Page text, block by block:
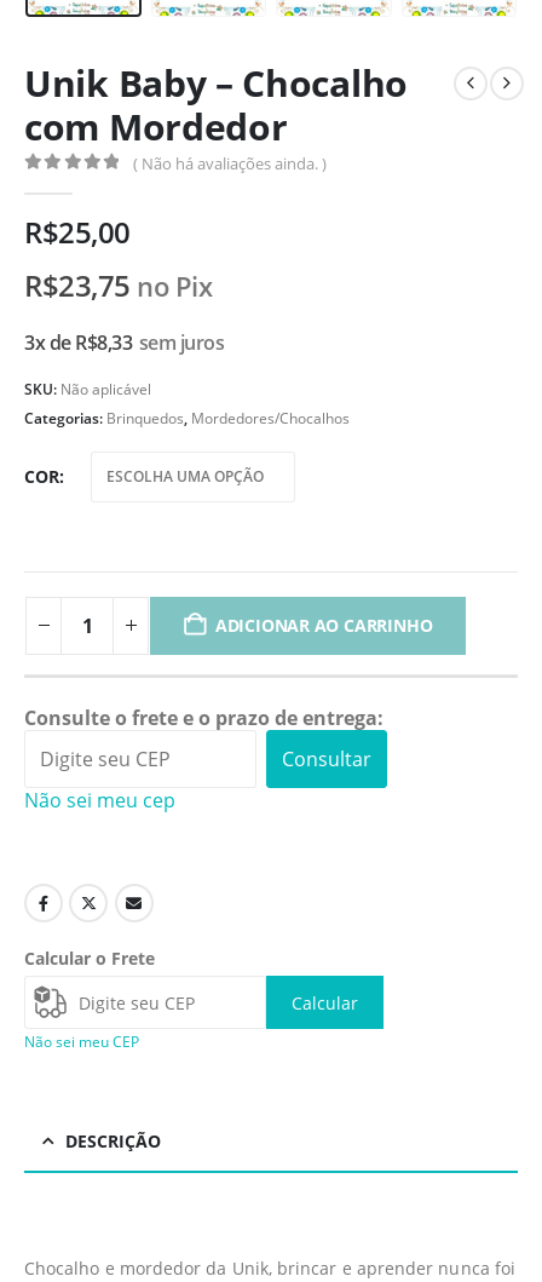
Unik Baby – Chocalho
com Mordedor
( Não há avaliações ainda. )
R$25,00
R$23,75 no Pix
3x deR$8,33 sem juros
SKU: Não aplicável
Categorias: Brinquedos, Mordedores/Chocalhos
COR
ADICIONAR AO CARRINHO
Consulte o frete e o prazo de entrega:
Consultar
Não sei meu cep
Calcular o Frete
Calcular
Não sei meu CEP
DESCRIÇÃO
Chocalho e mordedor da Unik, brincar e aprender nunca foi